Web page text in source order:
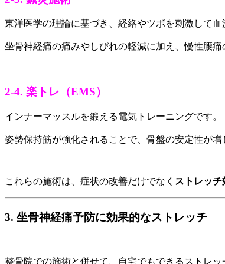
東洋医学の理論に基づき、経絡やツボを刺激して血
坐骨神経痛の痛みやしびれの軽減に加え、慢性腰痛
2-4. 楽トレ（EMS）
インナーマッスルを鍛える電気トレーニングです。
姿勢保持筋が強化されることで、骨盤の安定性が
これらの施術は、症状の改善だけでなく ストレッチ
3. 坐骨神経痛予防に効果的なストレッチ
整骨院での施術と併せて、自宅でもできるストレ